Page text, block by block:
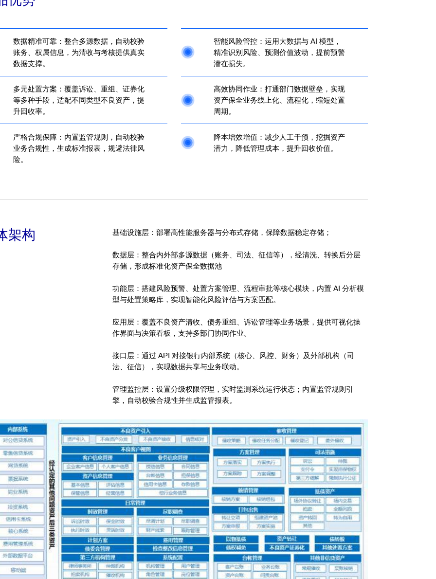
数据精准可靠：整合多源数据，自动校验
账务、权属信息，为清收与考核提供真实
数据支撑。
智能风险管控：运用大数据与 AI 模型，
精准识别风险、预测价值波动，提前预警
潜在损失。
多元处置方案：覆盖诉讼、重组、证券化
等多种手段，适配不同类型不良资产，提
升回收率。
高效协同作业：打通部门数据壁垒，实现
资产保全业务线上化、流程化，缩短处置
周期。
严格合规保障：内置监管规则，自动校验
业务合规性，生成标准报表，规避法律风
险。
降本增效增值：减少人工干预，挖掘资产
潜力，降低管理成本，提升回收价值。
架构 基础设施层：部署高性能服务器与分布式存储，保障数据稳定存储；
数据层：整合内外部多源数据（账务、司法、征信等），经清洗、转换后分层
存储，形成标准化资产保全数据池
功能层：搭建风险预警、处置方案管理、流程审批等核心模块，内置 AI 分析模
型与处置策略库，实现智能化风险评估与方案匹配。
应用层：覆盖不良资产清收、债务重组、诉讼管理等业务场景，提供可视化操
作界面与决策看板，支持多部门协同作业。
接口层：通过 API 对接银行内部系统（核心、风控、财务）及外部机构（司
法、征信），实现数据共享与业务联动。
管理监控层：设置分级权限管理，实时监测系统运行状态；内置监管规则引
擎，自动校验合规性并生成监管报表。